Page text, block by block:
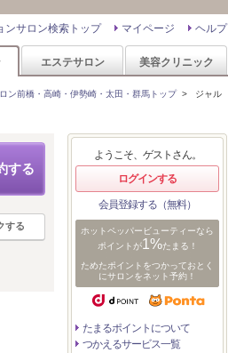
ヘルプ
マイページ
ンサロン検索トップ
エステサロン 美容クリニック
ン前橋・高崎・伊勢崎・太田・群馬トップ> ジャル
する
する
ようこそ、ゲストさん。
ログインする
会員登録する（無料）
ホットペッパービューティーなら
ポイントが1%たまる！
ためたポイントをつかっておとく
にサロンをネット予約！
たまるポイントについて
つかえるサービス一覧